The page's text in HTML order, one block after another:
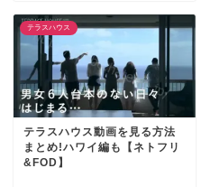
テラスハウス
テラスハウス動画を見る方法
まとめ!ハワイ編も【ネトフリ
&FOD】